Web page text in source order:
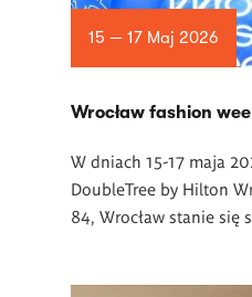
15 — 17 Maj 2026
Wrocław fashion
W dniach 15-17 maja
DoubleTree by Hilton
84, Wrocław stanie się